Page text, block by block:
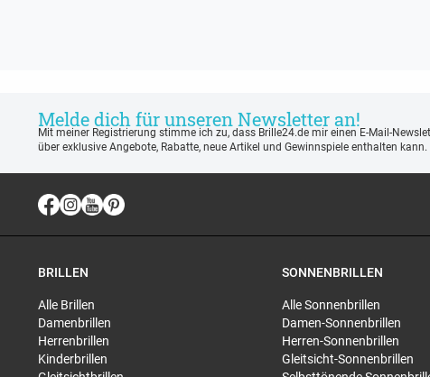
Melde dich für unseren Newsletter an!
Mit meiner Registrierung stimme ich zu, dass Brille24.de mir einen E-Mail-
über exklusive Angebote, Rabatte, neue Artikel und Gewinnspiele enthalten kann.
BRILLEN
Alle Brillen
Damenbrillen
Herrenbrillen
Kinderbrillen
SONNENBRILLEN
Alle Sonnenbrillen
Damen-Sonnenbrillen
Herren-Sonnenbrillen
Gleitsicht-Sonnenbrillen